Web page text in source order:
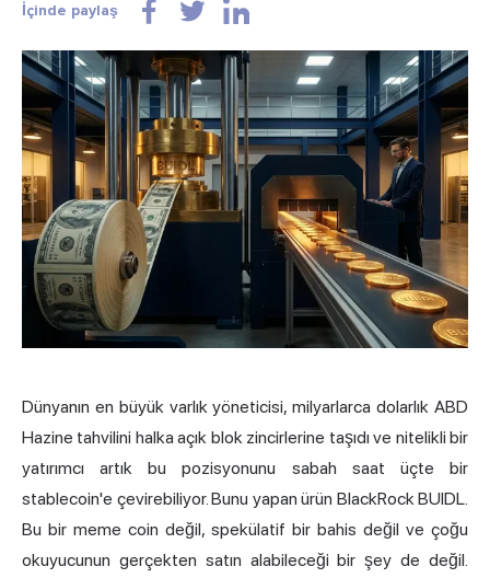
İçinde paylaş
Dünyanın en büyük varlık yöneticisi, milyarlarca dolarlık ABD
Hazine tahvilini halka açık blok zincirlerine taşıdı ve nitelikli bir
yatırımcı artık bu pozisyonunu sabah saat üçte bir
stablecoin'e çevirebiliyor. Bunu yapan ürün BlackRock BUIDL.
Bu bir meme coin değil, spekülatif bir bahis değil ve çoğu
okuyucunun gerçekten satın alabileceği bir şey de değil.